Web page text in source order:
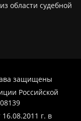
области судебной
защищены
Российской
г. в